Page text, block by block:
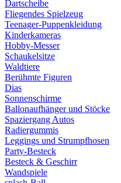
Dartscheibe
Fliegendes Spielzeug
Teenager-Puppenkleidung
Kinderkameras
Hobby-Messer
Schaukelsitze
Waldtiere
Berühmte Figuren
Dias
Sonnenschirme
Ballonaufhänger und Stöcke
Spaziergang Autos
Radiergummis
Leggings und Strumpfhosen
Party-Besteck
Besteck & Geschirr
Wandspiele